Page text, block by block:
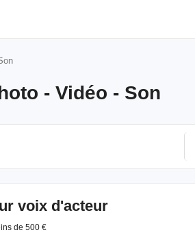
- Vidéo - Son
voix d'acteur
de 500 €